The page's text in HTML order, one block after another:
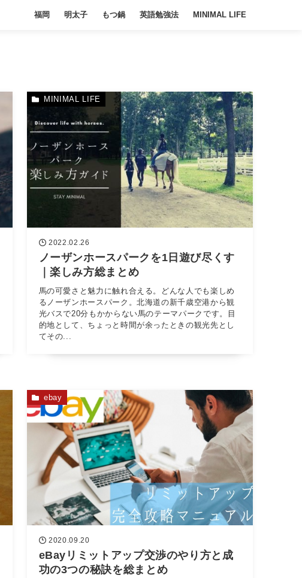
福岡 明太子 もつ鍋 英語勉強法 MINIMAL LIFE
2022.02.26
ノーザンホースパークを1日遊び尽くす
｜楽しみ方総まとめ
馬の可愛さと魅力に触れ合える。どんな人でも楽しめ
るノーザンホースパーク。北海道の新千歳空港から観
光バスで20分もかからない馬のテーマパークです。目
的地として、ちょっと時間が余ったときの観光先とし
てその...
MINIMAL LIFE
2020.09.20
eBayリミットアップ交渉のやり方と成
功の3つの秘訣を総まとめ
ebay